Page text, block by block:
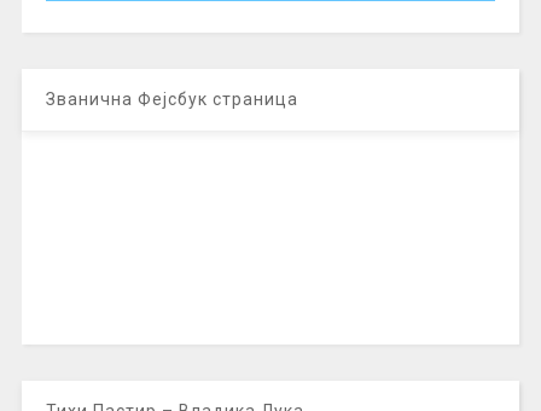
Званична Фејсбук страница